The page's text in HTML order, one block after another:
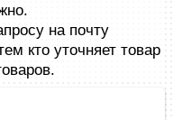
на почту
кто уточняет товар